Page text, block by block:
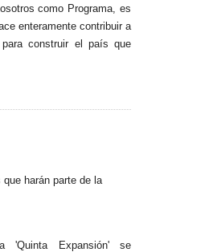
como Programa, es
enteramente contribuir a
construir el país que
harán parte de la
Expansión' se